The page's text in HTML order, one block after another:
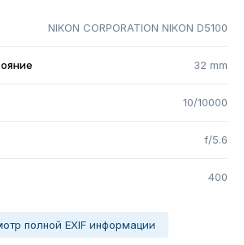
NIKON CORPORATION NIKON D5100
32 mm
10/10000
f/5.6
400
полной EXIF информации